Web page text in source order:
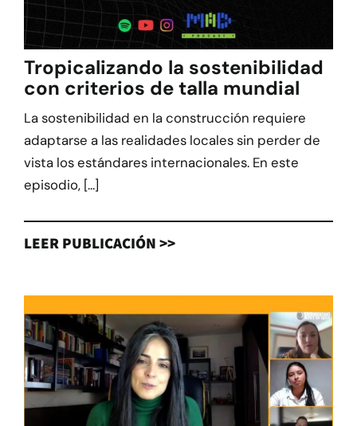
Tropicalizando la sostenibilidad
con criterios de talla mundial
La sostenibilidad en la construcción requiere
adaptarse a las realidades locales sin perder de
vista los estándares internacionales. En este
episodio, [...]
LEER PUBLICACIÓN >>